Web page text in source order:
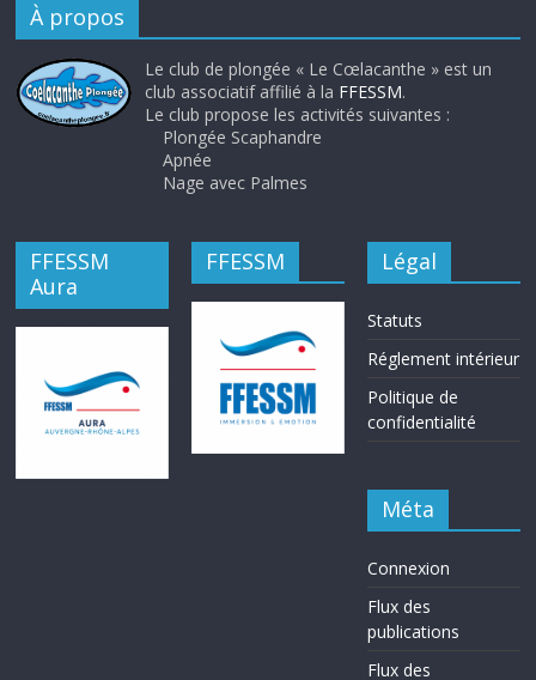
À propos
Le club de plongée « Le Cœlacanthe » est un
club associatif affilié à la FFESSM.
Le club propose les activités suivantes :
Plongée Scaphandre
Apnée
Nage avec Palmes
FFESSM
Aura
FFESSM Légal
Statuts
Réglement intérieur
Politique de
confidentialité
Méta
Connexion
Flux des
publications
Flux des